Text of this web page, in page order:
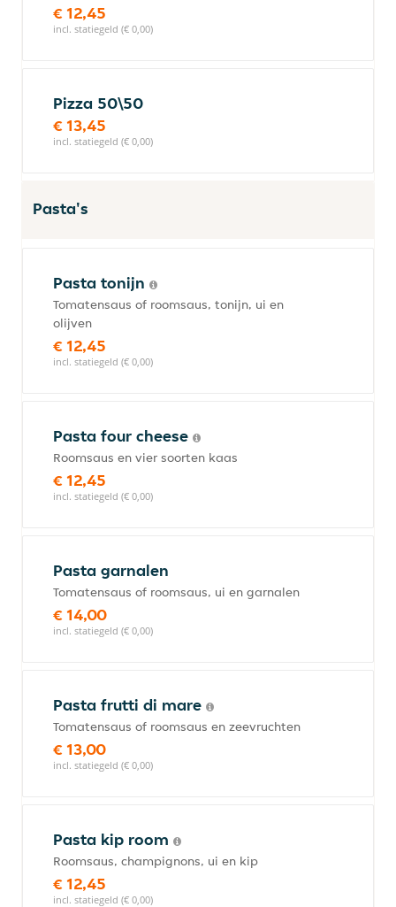
€ 12,45
incl. statiegeld (€ 0,00)
Pizza 50\50
€ 13,45
incl. statiegeld (€ 0,00)
Pasta's
Pasta tonijn
Tomatensaus of roomsaus, tonijn, ui en
olijven
€ 12,45
incl. statiegeld (€ 0,00)
Pasta four cheese
Roomsaus en vier soorten kaas
€ 12,45
incl. statiegeld (€ 0,00)
Pasta garnalen
Tomatensaus of roomsaus, ui en garnalen
€ 14,00
incl. statiegeld (€ 0,00)
Pasta frutti di mare
Tomatensaus of roomsaus en zeevruchten
€ 13,00
incl. statiegeld (€ 0,00)
Pasta kip room
Roomsaus, champignons, ui en kip
€ 12,45
incl. statiegeld (€ 0,00)